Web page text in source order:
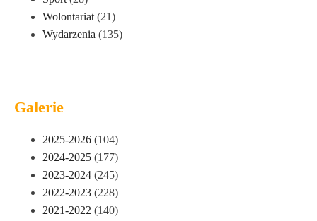
Wolontariat (21)
Wydarzenia (135)
Galerie
2025-2026 (104)
2024-2025 (177)
2023-2024 (245)
2022-2023 (228)
2021-2022 (140)